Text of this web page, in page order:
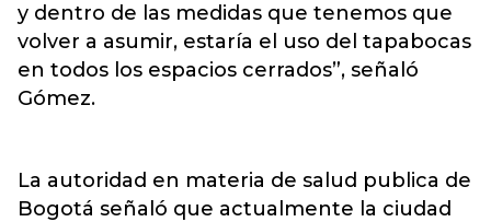
y dentro de las medidas que tenemos que
volver a asumir, estaría el uso del tapabocas
en todos los espacios cerrados”, señaló
Gómez.
La autoridad en materia de salud publica de
Bogotá señaló que actualmente la ciudad